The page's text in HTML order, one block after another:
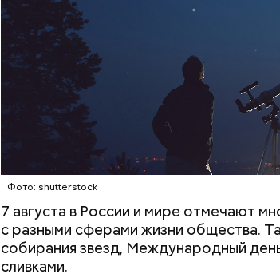
Фото: shutterstock
7 августа в России и мире отмечают
с разными сферами жизни общества.
собирания звезд, Международный
сливками.
кабачок;
петрушка;
чеснок;
оливковое масло;
соль.